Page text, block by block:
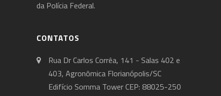
da Polícia Federal.
CONTATOS
Rua Dr Carlos Corrêa, 141 - Salas 402 e
403, Agronômica Florianópolis/SC
Edifício Somma Tower CEP: 88025-250